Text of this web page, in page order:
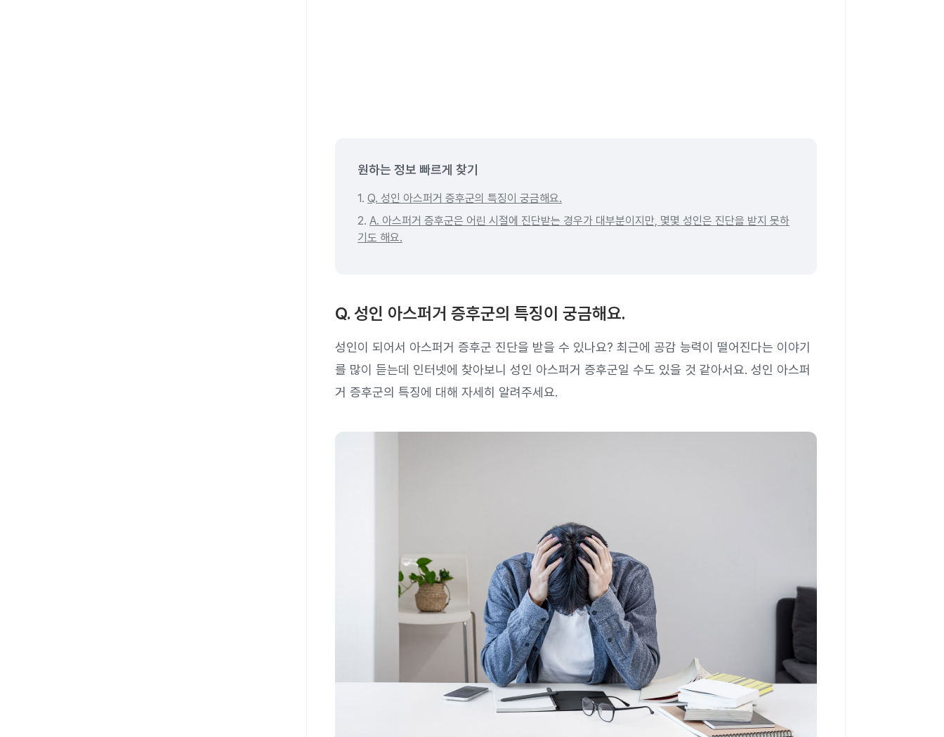
원하는 정보 빠르게 찾기
1. Q. 성인 아스퍼거 증후군의 특징이 궁금해요.
2. A. 아스퍼거 증후군은 어린 시절에 진단받는 경우가 대부분이지만, 몇몇 성인은 진단을 받지 못하
기도 해요.
Q. 성인 아스퍼거 증후군의 특징이 궁금해요.
성인이 되어서 아스퍼거 증후군 진단을 받을 수 있나요? 최근에 공감 능력이 떨어진다는 이야기
를 많이 듣는데 인터넷에 찾아보니 성인 아스퍼거 증후군일 수도 있을 것 같아서요. 성인 아스퍼
거 증후군의 특징에 대해 자세히 알려주세요.